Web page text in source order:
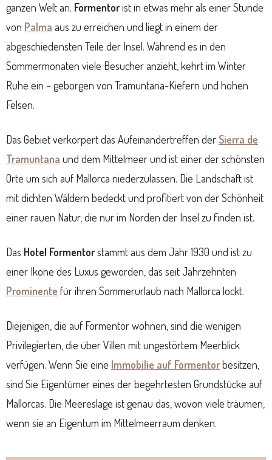
ganzen Welt an. Formentorist in etwas mehr als einer Stunde
von Palma aus zu erreichen und liegt in einem der
abgeschiedensten Teile der Insel. Während es in den
Sommermonaten viele Besucher anzieht, kehrt im Winter
Ruhe ein – geborgen von Tramuntana-Kiefern und hohen
Felsen.
Das Gebiet verkörpert das Aufeinandertreffen derSierra de
Tramuntana und dem Mittelmeer und ist einer der schönsten
Orte um sich auf Mallorca niederzulassen. Die Landschaft ist
mit dichten Wäldern bedeckt und profitiert von der Schönheit
einer rauen Natur, die nur im Norden der Insel zu finden ist.
Das Hotel Formentorstammt aus dem Jahr 1930 und ist zu
einer Ikone des Luxus geworden, das seit Jahrzehnten
Prominente für ihren Sommerurlaub nach Mallorca lockt.
Diejenigen, die auf Formentor wohnen, sind die wenigen
Privilegierten, die über Villen mit ungestörtem Meerblick
verfügen. Wenn Sie eine Immobilie auf Formentorbesitzen,
sind Sie Eigentümer eines der begehrtesten Grundstücke auf
Mallorcas. Die Meereslage ist genau das, wovon viele träumen,
wenn sie an Eigentum im Mittelmeerraum denken.